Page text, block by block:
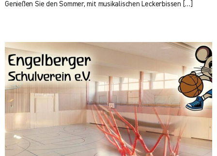
Genießen Sie den Sommer, mit musikalischen Leckerbissen […]